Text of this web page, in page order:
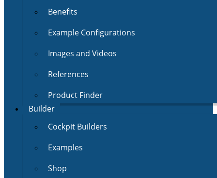
Benefits
Example Configurations
Images and Videos
References
Product Finder
Builder
Cockpit Builders
Examples
Shop